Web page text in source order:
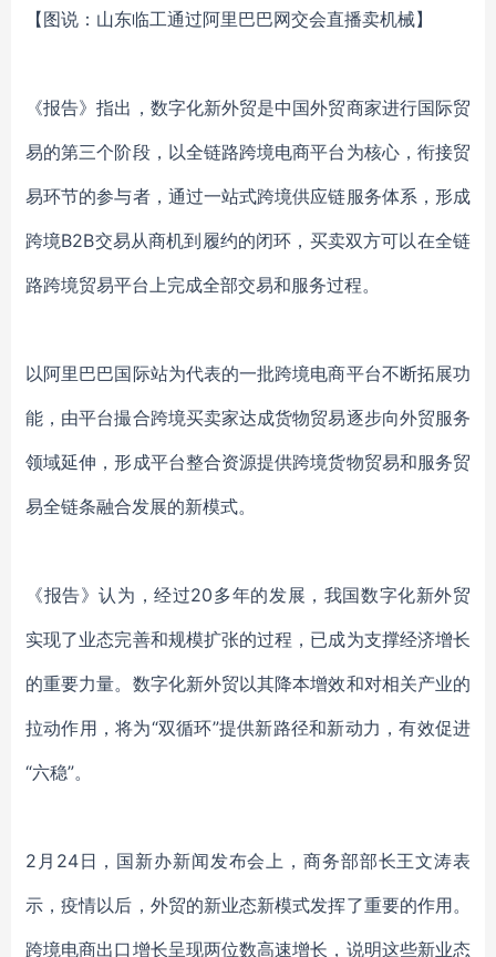
【图说：山东临工通过阿里巴巴网交会直播卖机械】
《报告》指出，数字化新外贸是中国外贸商家进行国际贸
易的第三个阶段，以全链路跨境电商平台为核心，衔接贸
易环节的参与者，通过一站式跨境供应链服务体系，形成
跨境B2B交易从商机到履约的闭环，买卖双方可以在全链
路跨境贸易平台上完成全部交易和服务过程。
以阿里巴巴国际站为代表的一批跨境电商平台不断拓展功
能，由平台撮合跨境买卖家达成货物贸易逐步向外贸服务
领域延伸，形成平台整合资源提供跨境货物贸易和服务贸
易全链条融合发展的新模式。
《报告》认为，经过20多年的发展，我国数字化新外贸
实现了业态完善和规模扩张的过程，已成为支撑经济增长
的重要力量。数字化新外贸以其降本增效和对相关产业的
拉动作用，将为“双循环”提供新路径和新动力，有效促进
“六稳”。
2 月 24日，国新办新闻发布会上，商务部部长王文涛表
示，疫情以后，外贸的新业态新模式发挥了重要的作用。
跨境电商出口增长呈现两位数高速增长，说明这些新业态